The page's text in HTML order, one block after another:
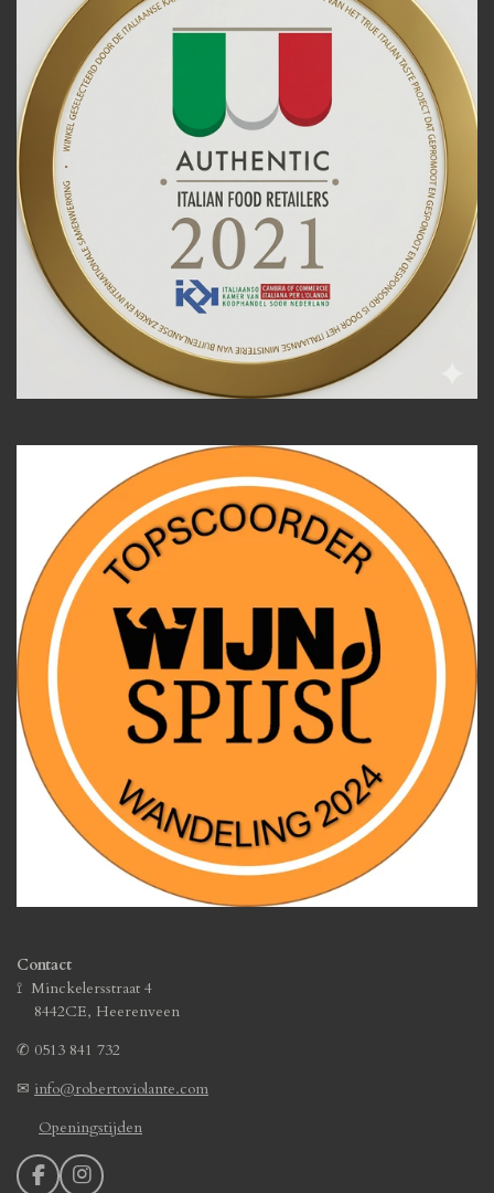
Contact
⟟ Minckelersstraat 4
8442CE, Heerenveen
✆ 0513 841 732
✉ info@robertoviolante.com
Openingstijden
F
I